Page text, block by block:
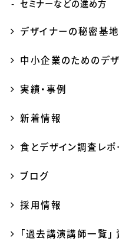
セミナーなどの進め方
デザイナーの秘密基地
中小企業のためのデ
実績・事例
新着情報
食とデザイン調査レポ
ブログ
採用情報
「過去講演講師一覧」